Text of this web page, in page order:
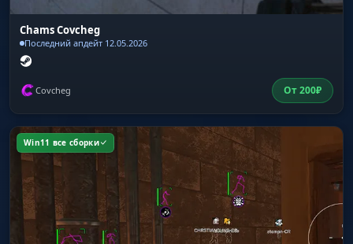
Chams Covcheg
Последний апдейт 12.05.2026
Covcheg От200₽
Win11 все сборки